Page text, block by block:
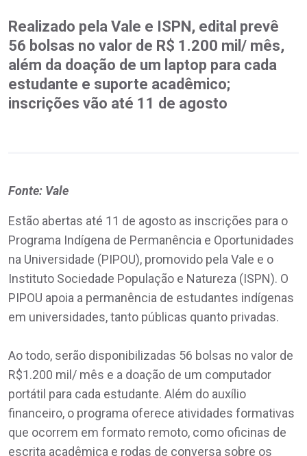
Realizado pela Vale e ISPN, edital prevê
56 bolsas no valor de R$ 1.200 mil/ mês,
além da doação de um laptop para cada
estudante e suporte acadêmico;
inscrições vão até 11 de agosto
Fonte: Vale
Estão abertas até 11 de agosto as inscrições para o
Programa Indígena de Permanência e Oportunidades
na Universidade (PIPOU), promovido pela Vale e o
Instituto Sociedade População e Natureza (ISPN). O
PIPOU apoia a permanência de estudantes indígenas
em universidades, tanto públicas quanto privadas.
Ao todo, serão disponibilizadas 56 bolsas no valor de
R$1.200 mil/ mês e a doação de um computador
portátil para cada estudante. Além do auxílio
financeiro, o programa oferece atividades formativas
que ocorrem em formato remoto, como oficinas de
escrita acadêmica e rodas de conversa sobre os